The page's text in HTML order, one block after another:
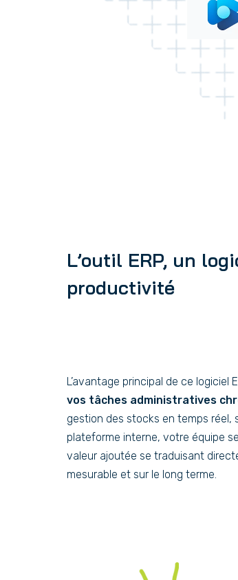
L’outil ERP, un
productivité
L’avantage principal de ce logiciel
vos tâches administratives
gestion des stocks en temps réel,
plateforme interne, votre équipe
valeur ajoutée se traduisant
mesurable et sur le long terme.